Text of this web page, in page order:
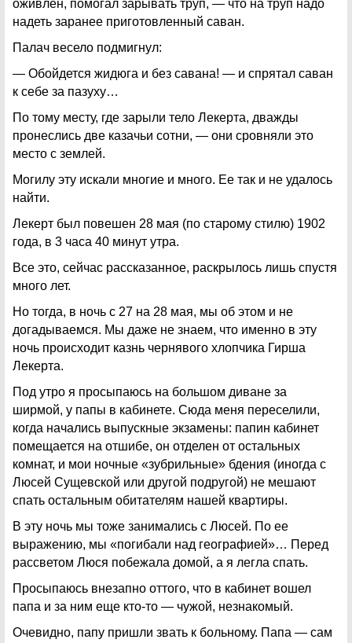
оживлен, помогал зарывать труп, — что на труп надо
надеть заранее приготовленный саван.
Палач весело подмигнул:
— Обойдется жидюга и без савана! — и спрятал саван
к себе за пазуху…
По тому месту, где зарыли тело Лекерта, дважды
пронеслись две казачьи сотни, — они сровняли это
место с землей.
Могилу эту искали многие и много. Ее так и не удалось
найти.
Лекерт был повешен 28 мая (по старому стилю) 1902
года, в 3 часа 40 минут утра.
Все это, сейчас рассказанное, раскрылось лишь спустя
много лет.
Но тогда, в ночь с 27 на 28 мая, мы об этом и не
догадываемся. Мы даже не знаем, что именно в эту
ночь происходит казнь чернявого хлопчика Гирша
Лекерта.
Под утро я просыпаюсь на большом диване за
ширмой, у папы в кабинете. Сюда меня переселили,
когда начались выпускные экзамены: папин кабинет
помещается на отшибе, он отделен от остальных
комнат, и мои ночные «зубрильные» бдения (иногда с
Люсей Сущевской или другой подругой) не мешают
спать остальным обитателям нашей квартиры.
В эту ночь мы тоже занимались с Люсей. По ее
выражению, мы «погибали над географией»… Перед
рассветом Люся побежала домой, а я легла спать.
Просыпаюсь внезапно оттого, что в кабинет вошел
папа и за ним еще кто-то — чужой, незнакомый.
Очевидно, папу пришли звать к больному. Папа — сам